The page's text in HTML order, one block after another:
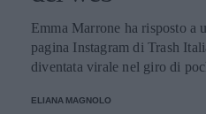
Emma Marrone ha risposto a
pagina Instagram di Trash
diventata virale nel giro di
una caratteristica tra le più
ELIANA MAGNOLO